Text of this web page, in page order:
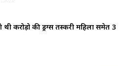
करोड़ो की ड्रग्स तस्करी महिला समेत 3